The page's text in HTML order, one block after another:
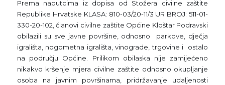
Prema naputcima iz dopisa od Stožera civilne zaštite
Republike Hrvatske KLASA: 810-03/20-11/3 UR BROJ: 511-01-
330-20-102, članovi civilne zaštite Općine Kloštar Podravski
obilazili su sve javne površine, odnosno parkove, dječja
igrališta, nogometna igrališta, vinograde, trgovine i ostalo
na području Općine. Prilikom obilaska nije zamijećeno
nikakvo kršenje mjera civilne zaštite odnosno okupljanje
osoba na javnim površinama, pridržavanje udaljenosti